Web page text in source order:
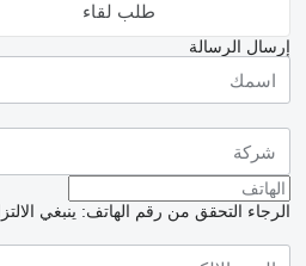
طلب لقاء
إرسال الرسالة
الرجاء التحقق من رقم الهاتف: ينبغي